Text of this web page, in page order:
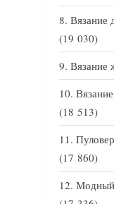
Вязание
(19 030)
Вязание
(18 513)
(17 860)
Модный